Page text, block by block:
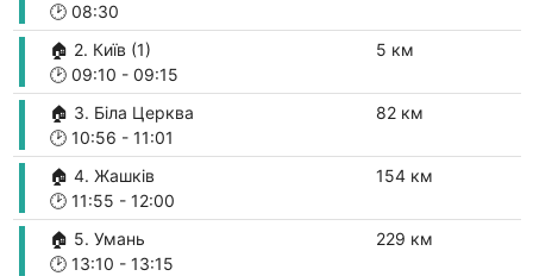
🕑08:30
🏠 2. Київ (1)
🕑09:10 - 09:15
5 км
🏠 3. Біла Церква
🕑10:56 - 11:01
82 км
🏠 4. Жашків
🕑11:55 - 12:00
154 км
🏠 5. Умань
🕑13:10 - 13:15
229 км